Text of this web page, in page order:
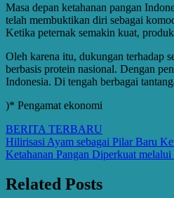
Masa depan ketahanan pangan
telah membuktikan diri sebagai
Ketika peternak semakin kuat,
Oleh karena itu, dukungan terhadap
berbasis protein nasional. Dengan
Indonesia. Di tengah berbagai
)* Pengamat ekonomi
BERITA TERBARU
Post
navigation
Hilirisasi Ayam sebagai Pilar Baru
Ketahanan Pangan Diperkuat
Related Posts